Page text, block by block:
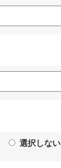
選択しない